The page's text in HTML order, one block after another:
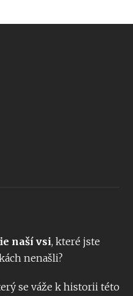
naší vsi, které jste
nenašli?
se váže k historii této